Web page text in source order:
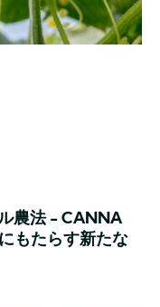
農法 - CANNA
もたらす新たな